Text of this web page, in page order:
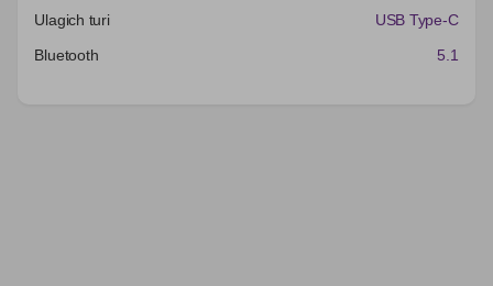
Ulagich turi
USB Type-C
Bluetooth
5.1